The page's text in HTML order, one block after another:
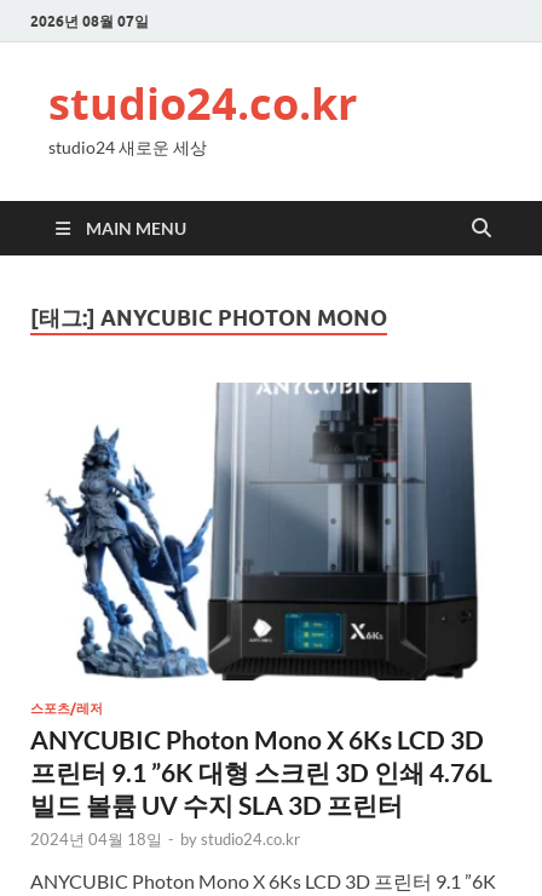
2026년 08월 07일
studio24.co.kr
studio24 새로운 세상
MAIN MENU
[태그:] ANYCUBIC PHOTON MONO
스포츠/레저
ANYCUBIC Photon Mono X 6Ks LCD 3D
프린터 9.1 ”6K 대형 스크린 3D 인쇄 4.76L
빌드 볼륨 UV 수지 SLA 3D 프린터
2024년 04월 18일 - bystudio24.co.kr
ANYCUBIC Photon Mono X 6Ks LCD 3D 프린터 9.1 ”6K